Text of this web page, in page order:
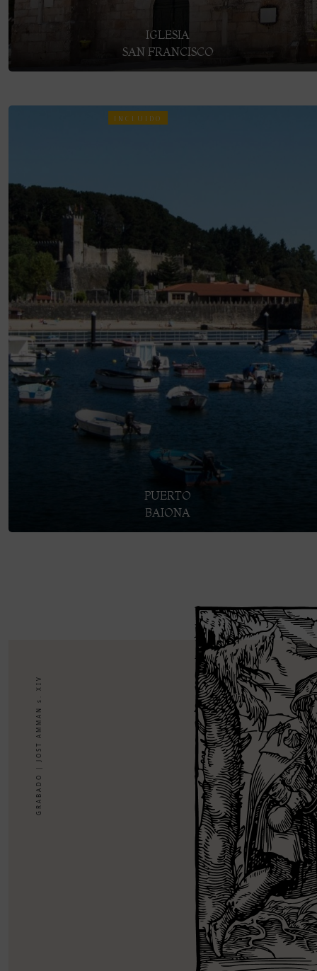
IGLESIA
SAN FRANCISCO
INCLUIDO
PUERTO
BAIONA
GRABADO | JOST AMMAN s. XIV